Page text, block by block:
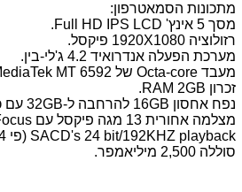
מתכונות הסמאטרפון:
מסך 5 אינץ' Full HD IPS LCD.
רזולוציה 1920X1080 פיקסל.
מערכת הפעלה אנדרואיד 4.2 ג'לי-בין.
מעבד Octa-core של MediaTek MT 6592.
זכרון RAM 2GB.
נפח אחסון 16GB להרחבה ל-32GB עם כרטיס microSD.
מצלמה אחורית 13 מגה פיקסל עם Auto Focus ופלאש LED.
SACD's 24 bit/192KHZ playback (פי 4 מ-CD רגיל).
סוללה 2,500 מיליאמפר.